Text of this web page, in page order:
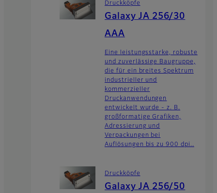
Druckköpfe
Galaxy JA 256/30
AAA
Eine leistungsstarke, robuste
und zuverlässige Baugruppe,
die für ein breites Spektrum
industrieller und
kommerzieller
Druckanwendungen
entwickelt wurde - z. B.
großformatige Grafiken,
Adressierung und
Verpackungen bei
Auflösungen bis zu 900 dpi..
Druckköpfe
Galaxy JA 256/50